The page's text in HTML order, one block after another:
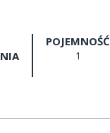
POJEMNOŚĆ
1